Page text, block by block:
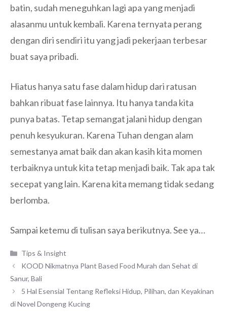
batin, sudah meneguhkan lagi apa yang menjadi
alasanmu untuk kembali. Karena ternyata perang
dengan diri sendiri itu yang jadi pekerjaan terbesar
buat saya pribadi.
Hiatus hanya satu fase dalam hidup dari ratusan
bahkan ribuat fase lainnya. Itu hanya tanda kita
punya batas. Tetap semangat jalani hidup dengan
penuh kesyukuran. Karena Tuhan dengan alam
semestanya amat baik dan akan kasih kita momen
terbaiknya untuk kita tetap menjadi baik. Tak apa tak
secepat yang lain. Karena kita memang tidak sedang
berlomba.
Sampai ketemu di tulisan saya berikutnya. See ya…
Categories
Tips & Insight
KOOD Nikmatnya Plant Based Food Murah dan Sehat di
Sanur, Bali
5 Hal Esensial Tentang Refleksi Hidup, Pilihan, dan Keyakinan
di Novel Dongeng Kucing